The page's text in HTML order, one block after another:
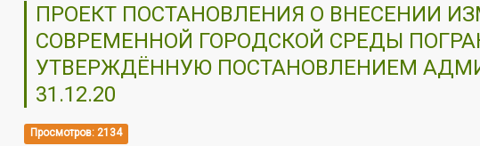
ПРОЕКТ ПОСТАНОВЛЕНИЯ О ВНЕСЕНИИ
СОВРЕМЕННОЙ ГОРОДСКОЙ СРЕДЫ
УТВЕРЖДЁННУЮ ПОСТАНОВЛЕНИЕМ
31.12.20
Просмотров: 2134